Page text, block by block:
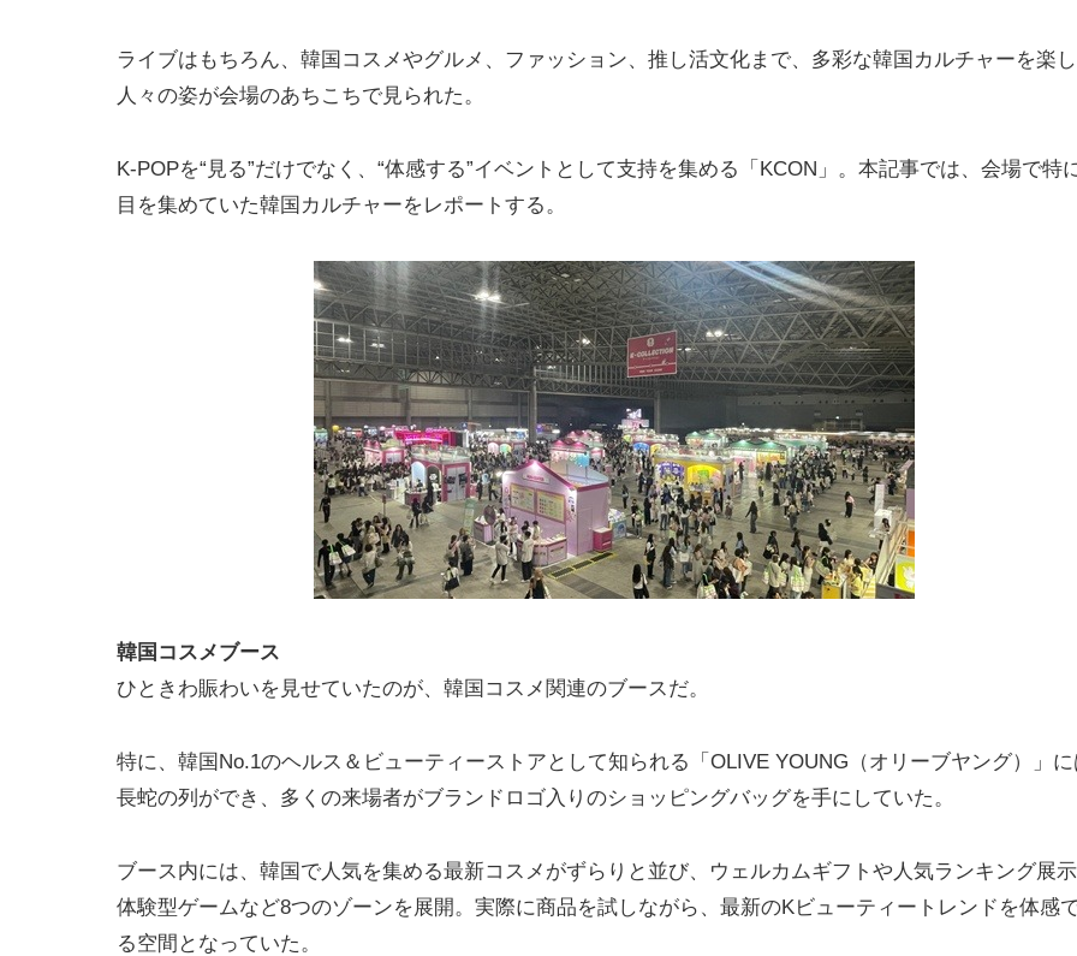
ライブはもちろん、韓国コスメやグルメ、ファッション、推し活文化まで、多彩な韓国カルチャーを楽
人々の姿が会場のあちこちで見られた。
K-POPを“見る”だけでなく、“体感する”イベントとして支持を集める「KCON」。本記事では、会場で特
目を集めていた韓国カルチャーをレポートする。
韓国コスメブース
ひときわ賑わいを見せていたのが、韓国コスメ関連のブースだ。
特に、韓国No.1のヘルス＆ビューティーストアとして知られる「OLIVE YOUNG（オリーブヤング）」
長蛇の列ができ、多くの来場者がブランドロゴ入りのショッピングバッグを手にしていた。
ブース内には、韓国で人気を集める最新コスメがずらりと並び、ウェルカムギフトや人気ランキング展
体験型ゲームなど8つのゾーンを展開。実際に商品を試しながら、最新のKビューティートレンドを体感
る空間となっていた。